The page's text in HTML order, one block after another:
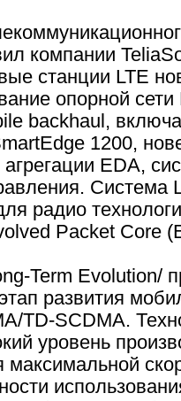
компании
станции LTE
опорной
backhaul,
1200,
EDA,
Система
радио
Packet Core
Term Evolution/
развития
TD-SCDMA.
уровень
максимальной